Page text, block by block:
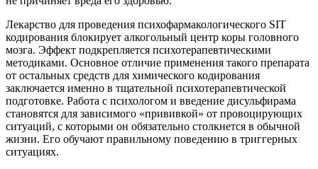
Лекарство для проведения психофармакологического SIT
кодирования блокирует алкогольный центр коры головного
мозга. Эффект подкрепляется психотерапевтическими
методиками. Основное отличие применения такого препарата
от остальных средств для химического кодирования
заключается именно в тщательной психотерапевтической
подготовке. Работа с психологом и введение дисульфирама
становятся для зависимого «прививкой» от провоцирующих
ситуаций, с которыми он обязательно столкнется в обычной
жизни. Его обучают правильному поведению в триггерных
ситуациях.